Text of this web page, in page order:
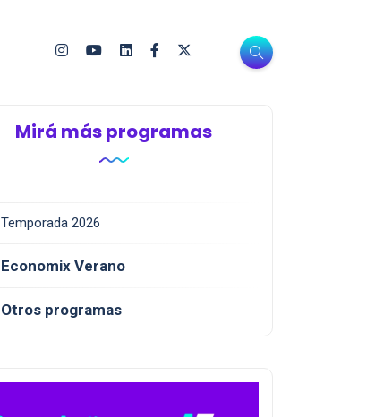
Mirá más programas
Temporada 2026
Economix Verano
Otros programas